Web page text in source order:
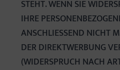
STEHT. WENN SIE
IHRE
ANSCHLIESSEND NICHT
DER DIREKTWERBUNG
(WIDERSPRUCH NACH